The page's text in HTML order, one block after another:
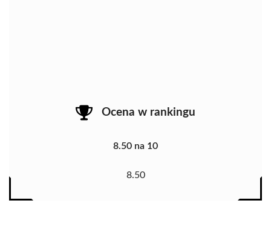
Ocena w rankingu
8.50 na 10
8.50